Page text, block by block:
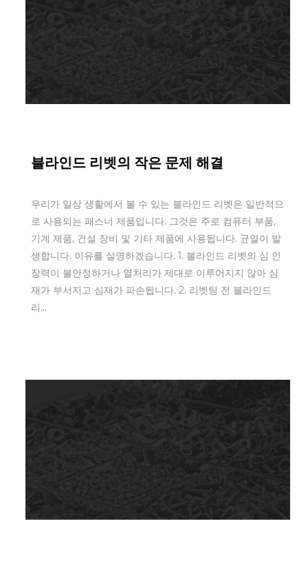
블라인드 리벳의 작은 문제 해결
우리가 일상 생활에서 볼 수 있는 블라인드 리벳은 일반적으
로 사용되는 패스너 제품입니다. 그것은 주로 컴퓨터 부품,
기계 제품, 건설 장비 및 기타 제품에 사용됩니다. 균열이 발
생합니다. 이유를 설명하겠습니다. 1. 블라인드 리벳의 심 인
장력이 불안정하거나 열처리가 제대로 이루어지지 않아 심
재가 부서지고 심재가 파손됩니다. 2. 리벳팅 전 블라인드
리...